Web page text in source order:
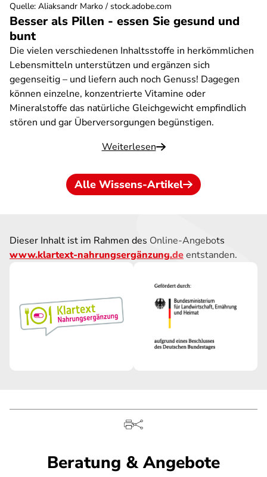
Besser als Pillen - essen Sie gesund und
bunt
Die vielen verschiedenen Inhaltsstoffe in herkömmlichen
Lebensmitteln unterstützen und ergänzen sich
gegenseitig – und liefern auch noch Genuss! Dagegen
können einzelne, konzentrierte Vitamine oder
Mineralstoffe das natürliche Gleichgewicht empfindlich
stören und gar Überversorgungen begünstigen.
Weiterlesen
Quelle: Aliaksandr Marko / stock.adobe.com
Alle Wissens-Artikel
Dieser Inhalt ist im Rahmen des Online-Angebots
www.klartext-nahrungsergänzung.deentstanden.
Beratung & Angebote